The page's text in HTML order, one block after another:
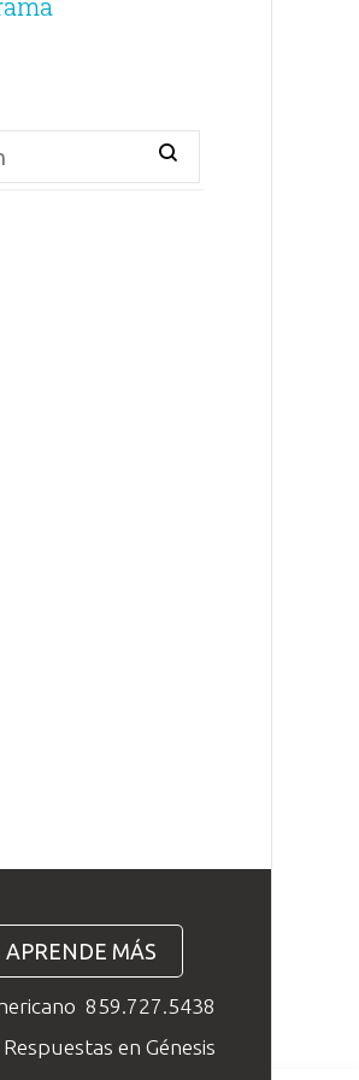
APRENDE MÁS
859.727.5438
en Génesis